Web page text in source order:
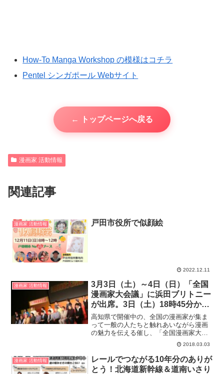
How-To Manga Workshop の模様はコチラ
Pentel シンガポール Webサイト
← トップページへ戻る
漫画家 活動情報
関連記事
漫画家 活動情報 戸田市役所で似顔絵
2022.12.11
漫画家 活動情報
3月3日（土）～4日（日）「全国
漫画家大会議」に浜田ブリトニー
が出席。3日（土）18時45分から
NHK高知放送局で放送されま
す。
高知県で開催中の、全国の漫画家が集ま
って一般の人たちと触れあいながら漫画
の魅力を伝える催し、「全国漫画家大会
議」の模様が 3月3日（土）18時45分から
NHK高知放送局で放送されます。初日の
３日は、メイン会場となる「高知市文化
プラザかるぽ...
2018.03.03
漫画家 活動情報
レールでつながる10年分のありが
とう！北海道新幹線＆道南いさり